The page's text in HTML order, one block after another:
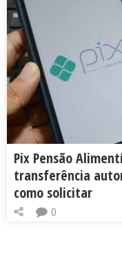
Pix Pensão
transferência
como solicitar
0